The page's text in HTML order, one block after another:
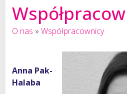
O nas » Współpracownicy
Anna Pak-
Halaba